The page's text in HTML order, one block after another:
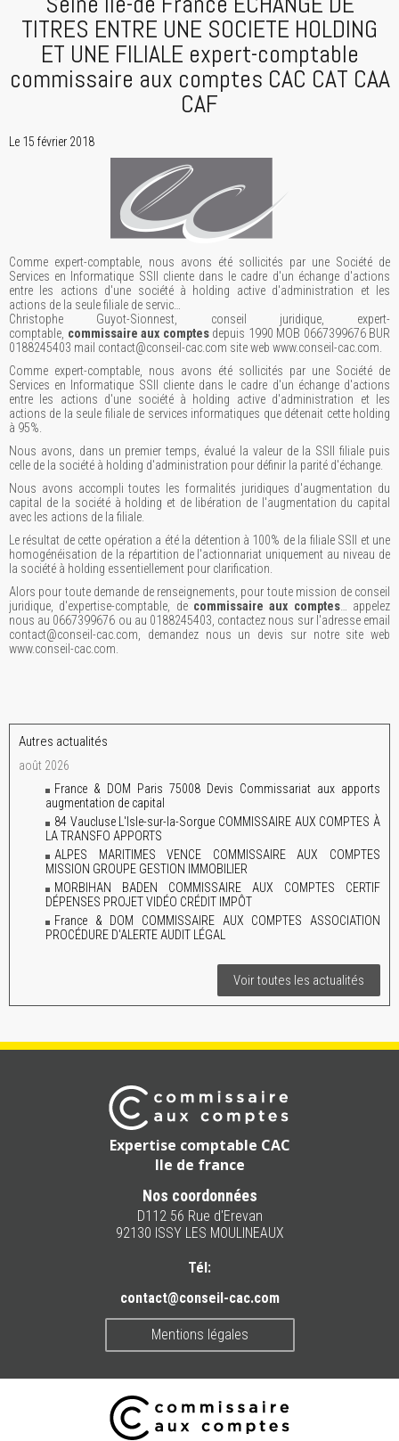
TITRES ENTRE UNE SOCIETE HOLDING
ET UNE FILIALE expert-comptable
commissaire aux comptes CAC CAT CAA
CAF
Le 15 février 2018
Comme expert-comptable, nous avons été sollicités par une Société de
Services en Informatique SSII cliente dans le cadre d'un échange d'actions
entre les actions d'une société à holding active d'administration et les
actions de la seule filiale de servic…
Christophe Guyot-Sionnest, conseil juridique, expert-
comptable, commissaire aux comptesdepuis 1990 MOB 0667399676 BUR
0188245403 mail contact@conseil-cac.com site web www.conseil-cac.com.
Comme expert-comptable, nous avons été sollicités par une Société de
Services en Informatique SSII cliente dans le cadre d'un échange d'actions
entre les actions d'une société à holding active d'administration et les
actions de la seule filiale de services informatiques que détenait cette holding
à 95%.
Nous avons, dans un premier temps, évalué la valeur de la SSII filiale puis
celle de la société à holding d'administration pour définir la parité d'échange.
Nous avons accompli toutes les formalités juridiques d'augmentation du
capital de la société à holding et de libération de l'augmentation du capital
avec les actions de la filiale.
Le résultat de cette opération a été la détention à 100% de la filiale SSII et une
homogénéisation de la répartition de l'actionnariat uniquement au niveau de
la société à holding essentiellement pour clarification.
Alors pour toute demande de renseignements, pour toute mission de conseil
juridique, d'expertise-comptable, de commissaire aux comptes… appelez
nous au 0667399676 ou au 0188245403, contactez nous sur l'adresse email
contact@conseil-cac.com, demandez nous un devis sur notre site web
www.conseil-cac.com.
Autres actualités
août 2026
France & DOM Paris 75008 Devis Commissariat aux apports
augmentation de capital
84 Vaucluse L'Isle-sur-la-Sorgue COMMISSAIRE AUX COMPTES À
LA TRANSFO APPORTS
ALPES MARITIMES VENCE COMMISSAIRE AUX COMPTES
MISSION GROUPE GESTION IMMOBILIER
MORBIHAN BADEN COMMISSAIRE AUX COMPTES CERTIF
DÉPENSES PROJET VIDÉO CRÉDIT IMPÔT
France & DOM COMMISSAIRE AUX COMPTES ASSOCIATION
PROCÉDURE D'ALERTE AUDIT LÉGAL
Voir toutes les actualités
Expertise comptable CAC
Ile de france
Nos coordonnées
D112 56 Rue d'Erevan
92130 ISSY LES MOULINEAUX
Tél:
contact@conseil-cac.com
Mentions légales